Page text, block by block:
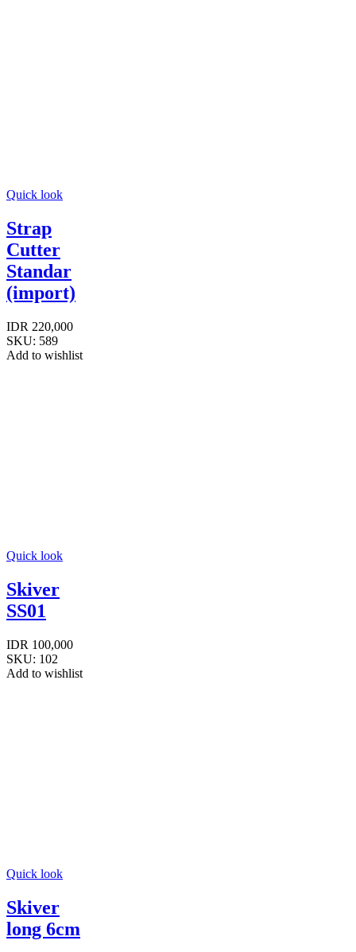
Quick look
Strap
Cutter
Standar
(import)
IDR 220,000
SKU: 589
Add to wishlist
Quick look
Skiver
SS01
IDR 100,000
SKU: 102
Add to wishlist
Quick look
Skiver
long 6cm